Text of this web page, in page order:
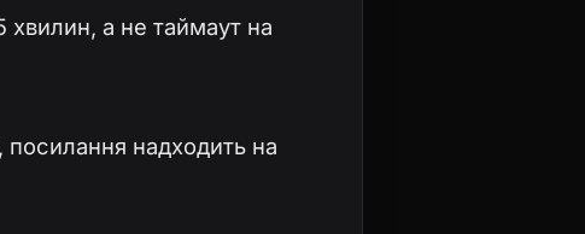
хвилин, а не таймаут на
посилання надходить на